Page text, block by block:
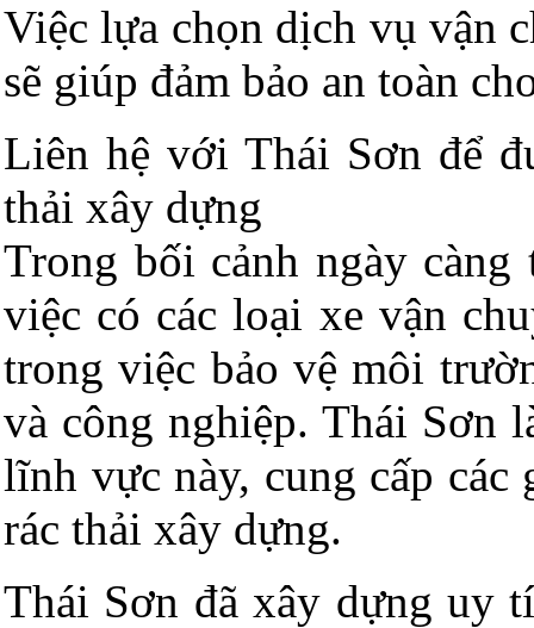
Việc lựa chọn dịch vụ vận
sẽ giúp đảm bảo an toàn
Liên hệ với Thái Sơn để
thải xây dựng
Trong bối cảnh ngày
việc có các loại xe vận
trong việc bảo vệ môi
và công nghiệp. Thái Sơn
lĩnh vực này, cung cấp
rác thải xây dựng.
Thái Sơn đã xây dựng uy